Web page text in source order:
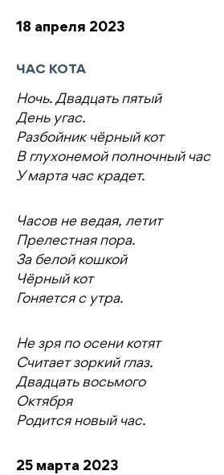
18 апреля 2023
ЧАС КОТА
Ночь. Двадцать пятый
День угас.
Разбойник чёрный кот
В глухонемой полночный час
У марта час крадет.
Часов не ведая, летит
Прелестная пора.
За белой кошкой
Чёрный кот
Гоняется с утра.
Не зря по осени котят
Считает зоркий глаз.
Двадцать восьмого
Октября
Родится новый час.
25 марта 2023